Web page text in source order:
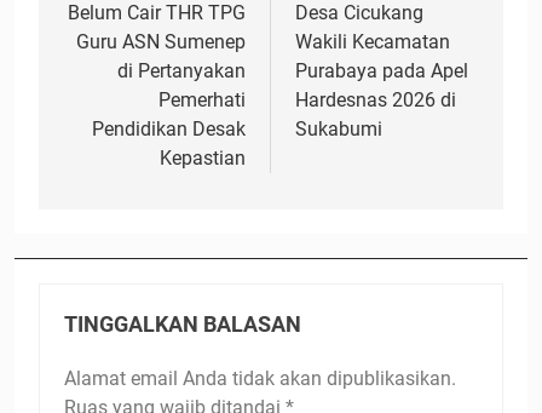
pos
Belum Cair THR TPG
Guru ASN Sumenep
di Pertanyakan
Pemerhati
Pendidikan Desak
Kepastian
Desa Cicukang
Wakili Kecamatan
Purabaya pada Apel
Hardesnas 2026 di
Sukabumi
TINGGALKAN BALASAN
Alamat email Anda tidak akan dipublikasikan.
Ruas yang wajib ditandai *